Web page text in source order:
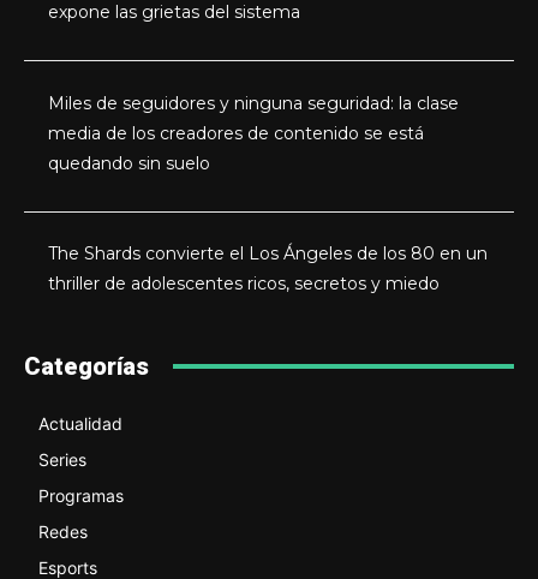
expone las grietas del sistema
Miles de seguidores y ninguna seguridad: la clase
media de los creadores de contenido se está
quedando sin suelo
The Shards convierte el Los Ángeles de los 80 en un
thriller de adolescentes ricos, secretos y miedo
Categorías
Actualidad
Series
Programas
Redes
Esports